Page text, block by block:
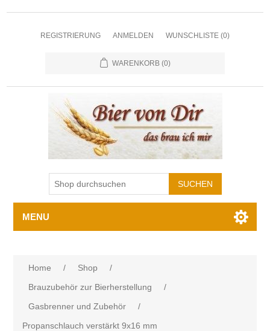
REGISTRIERUNG ANMELDEN WUNSCHLISTE (0)
WARENKORB (0)
MENU
Home / Shop
/
Brauzubehör zur Bierherstellung
/
Gasbrenner und Zubehör
/
Propanschlauch verstärkt 9x16 mm